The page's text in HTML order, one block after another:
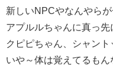
新しいNPCやなんやらが
アプルルちゃんに真っ先
クピピちゃん、シャント
いや～体は覚えてるもん